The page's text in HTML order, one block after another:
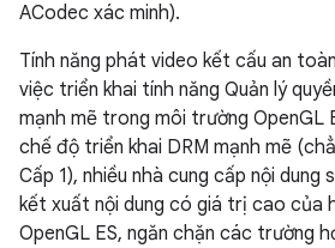
ACodec xác minh).
Tính năng phát video kết cấu an
việc triển khai tính năng Quản lý
mạnh mẽ trong môi trường OpenGL
chế độ triển khai DRM mạnh mẽ
Cấp 1), nhiều nhà cung cấp nội dung
kết xuất nội dung có giá trị cao của
OpenGL ES, ngăn chặn các trường